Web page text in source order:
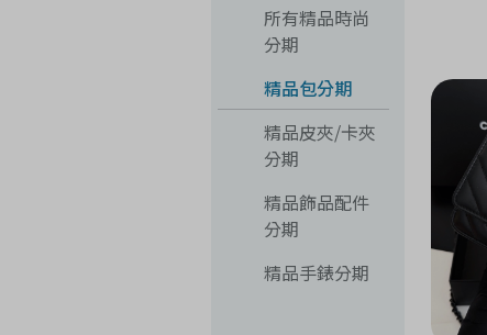
所有精品時尚
分期
精品包分期
精品皮夾/卡夾
分期
精品飾品配件
分期
精品手錶分期